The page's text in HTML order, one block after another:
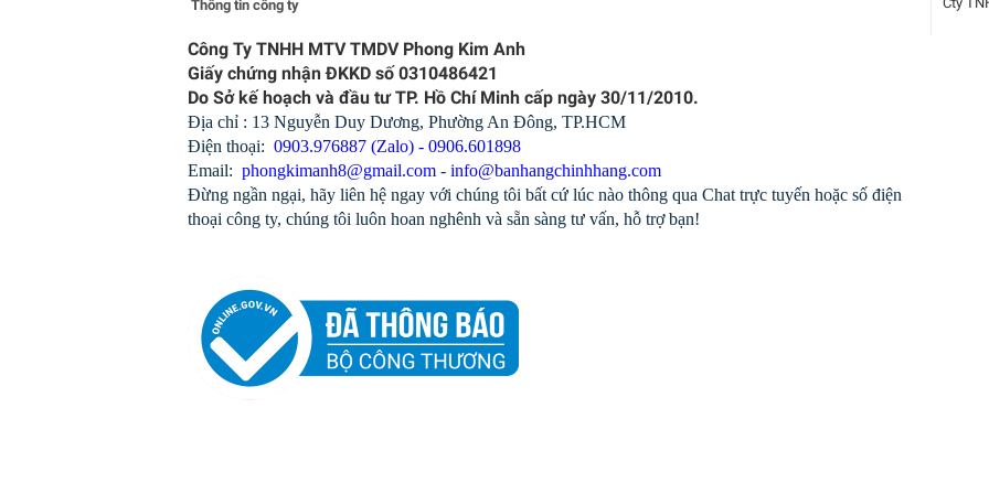
Thông tin công ty
Công Ty TNHH MTV TMDV Phong Kim Anh
Giấy chứng nhận ĐKKD số 0310486421
Do Sở kế hoạch và đầu tư TP. Hồ Chí Minh cấp ngày 30/11/2010.
Địa chỉ : 13 Nguyễn Duy Dương, Phường An Đông, TP.HCM
Điện thoại: 0903.976887 (Zalo) - 0906.601898
Email: phongkimanh8@gmail.com - info@banhangchinhhang.com
Đừng ngần ngại, hãy liên hệ ngay với chúng tôi bất cứ lúc nào thông qua Chat trực tuyến hoặc số điện
thoại công ty, chúng tôi luôn hoan nghênh và sẵn sàng tư vấn, hỗ trợ bạn!